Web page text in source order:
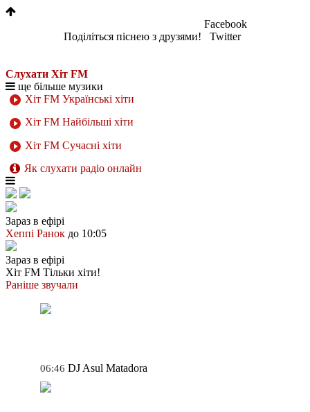
Поділіться піснею з друзями!
Facebook
Twitter
Слухати Хіт FM
ще більше музики
Хіт FM Українські хіти
Хіт FM Найбільші хіти
Хіт FM Сучасні хіти
Як слухати радіо онлайн
Зараз в ефірі
Хеппі Ранок до 10:05
Зараз в ефірі
Хіт FM Тільки хіти!
Раніше звучали
06:46 DJ Asul Matadora